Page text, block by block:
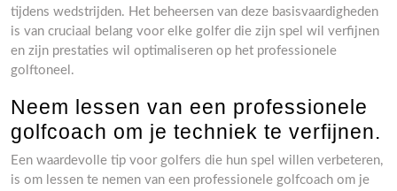
tijdens wedstrijden. Het beheersen van deze basisvaardigheden
is van cruciaal belang voor elke golfer die zijn spel wil verfijnen
en zijn prestaties wil optimaliseren op het professionele
golftoneel.
Neem lessen van een professionele
golfcoach om je techniek te verfijnen.
Een waardevolle tip voor golfers die hun spel willen verbeteren,
is om lessen te nemen van een professionele golfcoach om je